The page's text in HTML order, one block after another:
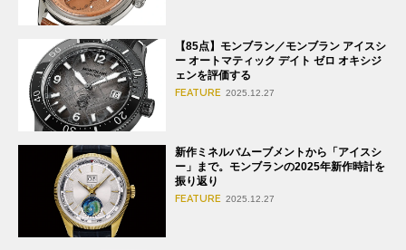
【85点】モンブラン／モンブラン アイスシ
ー オートマティック デイト ゼロ オキシジ
ェンを評価する
FEATURE 2025.12.27
新作ミネルバムーブメントから「アイスシ
ー」まで。モンブランの2025年新作時計を
振り返り
FEATURE 2025.12.27